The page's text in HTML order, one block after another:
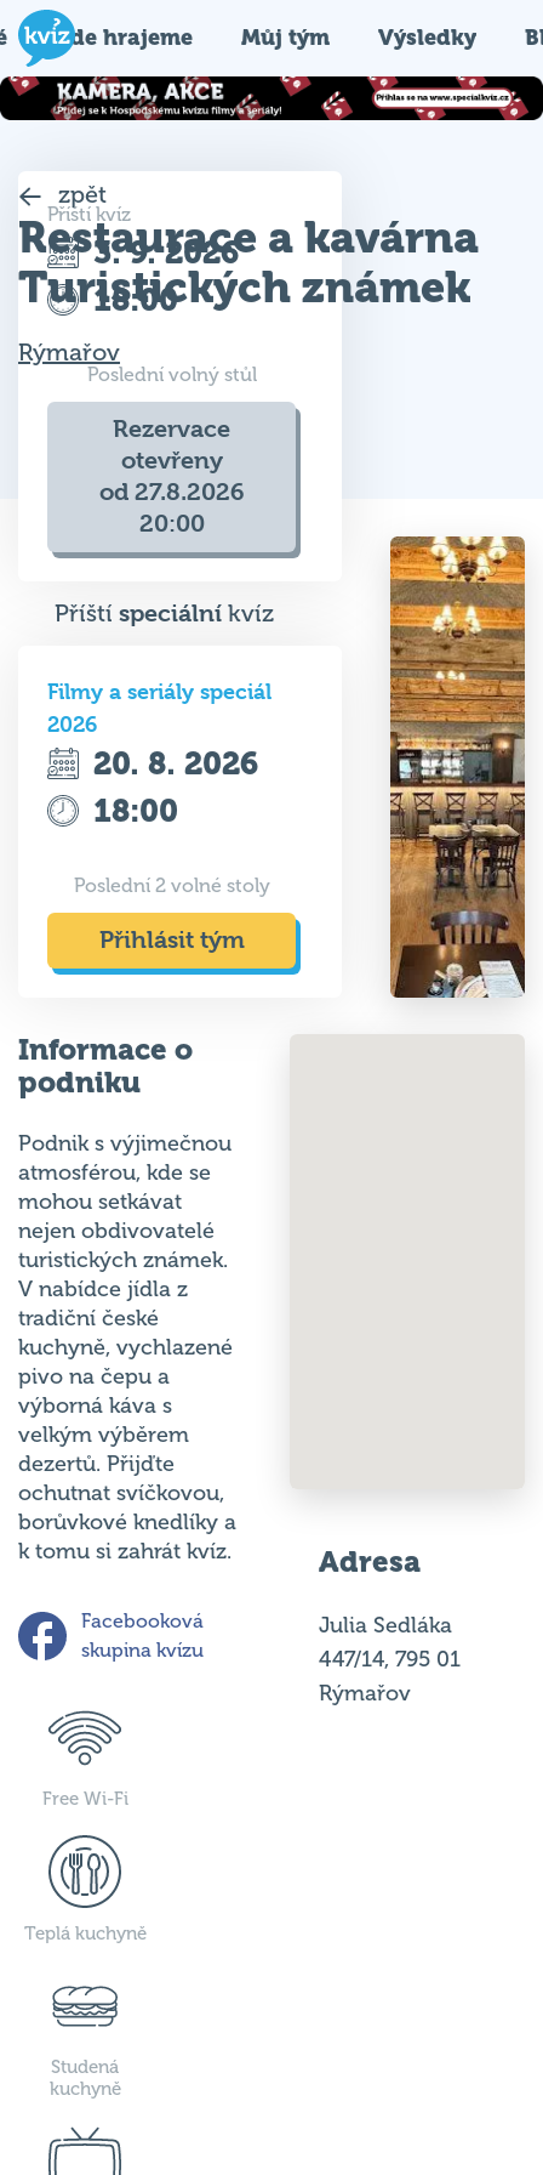
Kde hrajeme Můj tým Výsledky
zpět
Restaurace a kavárna
Turistických známek
Příští kvíz
3. 9. 2026
18:00
Poslední volný stůl
Rezervace
otevřeny
od 27.8.2026
20:00
2026
20. 8. 2026
Přihlásit tým
podniku
atmosférou, kde se
mohou setkávat
nejen obdivovatelé
turistických známek.
V nabídce jídla z
tradiční české
kuchyně, vychlazené
pivo na čepu a
výborná káva s
velkým výběrem
dezertů. Přijďte
ochutnat svíčkovou,
borůvkové knedlíky a
k tomu si zahrát kvíz.
skupina kvízu
Teplá kuchyně
kuchyně
447/14, 795 01
Rýmařov